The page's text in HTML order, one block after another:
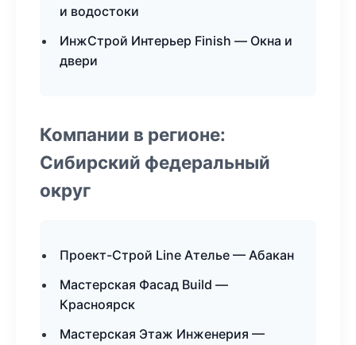
и водостоки
ИнжСтрой Интерьер Finish — Окна и
двери
Компании в регионе:
Сибирский федеральный
округ
Проект-Строй Line Ателье — Абакан
Мастерская Фасад Build —
Красноярск
Мастерская Этаж Инженерия —